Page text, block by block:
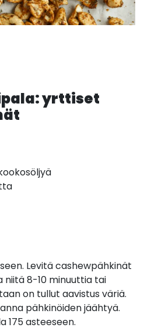
yrttiset
Levitä cashewpähkinät
niitä 8-10 minuuttia tai
on tullut aavistus väriä.
pähkinöiden jäähtyä.
175 asteeseen.